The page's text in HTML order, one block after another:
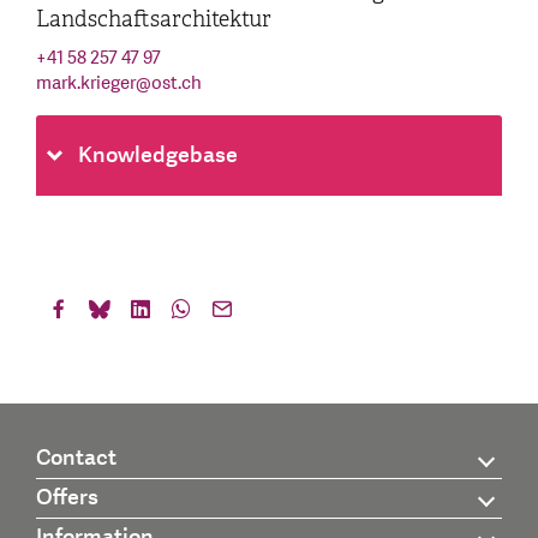
Landschaftsarchitektur
+41 58 257 47 97
mark.krieger@ost.ch
Knowledgebase
Contact
Offers